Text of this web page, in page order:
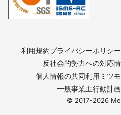
利用規約プライバシーポリシー
反社会的勢力への対応
個人情報の共同利用 ミツ
一般事業主行動計
© 2017-2026